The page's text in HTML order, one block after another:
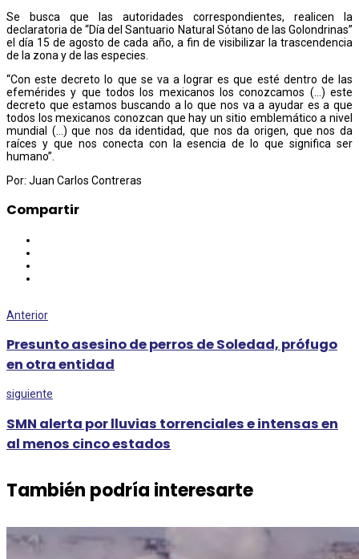
Se busca que las autoridades correspondientes, realicen la
declaratoria de “Día del Santuario Natural Sótano de las Golondrinas”
el día 15 de agosto de cada año, a fin de visibilizar la trascendencia
de la zona y de las especies.
“Con este decreto lo que se va a lograr es que esté dentro de las
efemérides y que todos los mexicanos los conozcamos (…) este
decreto que estamos buscando a lo que nos va a ayudar es a que
todos los mexicanos conozcan que hay un sitio emblemático a nivel
mundial (…) que nos da identidad, que nos da origen, que nos da
raíces y que nos conecta con la esencia de lo que significa ser
humano”.
Por: Juan Carlos Contreras
Compartir
Anterior
Presunto asesino de perros de Soledad, prófugo
en otra entidad
siguiente
SMN alerta por lluvias torrenciales e intensas en
al menos cinco estados
También podría interesarte